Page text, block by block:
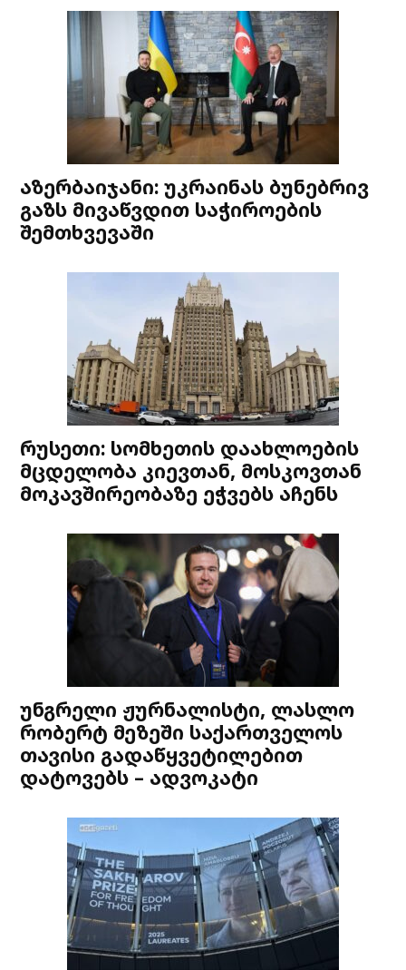
აზერბაიჯანი: უკრაინას ბუნებრივ
გაზს მივაწვდით საჭიროების
შემთხვევაში
რუსეთი: სომხეთის დაახლოების
მცდელობა კიევთან, მოსკოვთან
მოკავშირეობაზე ეჭვებს აჩენს
უნგრელი ჟურნალისტი, ლასლო
რობერტ მეზეში საქართველოს
თავისი გადაწყვეტილებით
დატოვებს – ადვოკატი